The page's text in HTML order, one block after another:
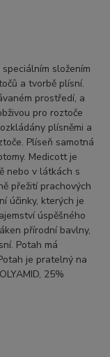
složením
a tvorbě plísní.
prostředí, a
pro roztoče
plísněmi a
Plíseň samotná
Medicott je
nebo v látkách s
přežití prachových
účinky, kterých je
úspěšného
přírodní bavlny,
Potah má
je pratelný na
25%